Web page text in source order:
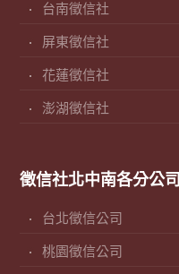
台南徵信社
屏東徵信社
花蓮徵信社
澎湖徵信社
徵信社北中南各分公司
台北徵信公司
桃園徵信公司